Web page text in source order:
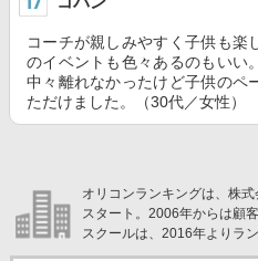
コーチが親しみやすく子供も楽
のイベントも色々あるのもいい
中々離れなかったけど子供のペ
ただけました。（30代／女性）
オリコンランキングは、株
スタート。2006年からは顧
スクールは、2016年よりラ